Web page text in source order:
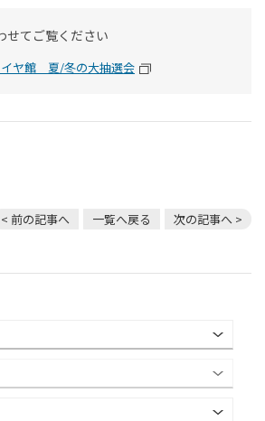
せてご覧ください
イヤ館 夏/冬の大抽選会
< 前の記事へ 一覧へ戻る 次の記事へ >